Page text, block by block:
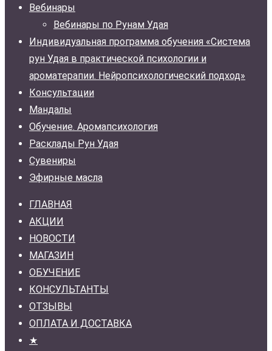
Вебинары
Вебинары по Рунам Удая
Индивидуальная программа обучения «Система
рун Удая в практической психологии и
ароматерапии. Нейропсихологический подход»
Консультации
Мандалы
Обучение. Аромапсихология
Расклады Рун Удая
Сувениры
Эфирные масла
ГЛАВНАЯ
АКЦИИ
НОВОСТИ
МАГАЗИН
ОБУЧЕНИЕ
КОНСУЛЬТАНТЫ
ОТЗЫВЫ
ОПЛАТА И ДОСТАВКА
★